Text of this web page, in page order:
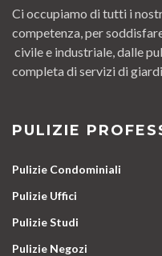
Ci occupiamo di tutti i
competenza, per
civile e industriale, dalle
completa di servizi di
PULIZIE
Pulizie Condominiali
Pulizie Uffici
Pulizie Studi
Pulizie Negozi